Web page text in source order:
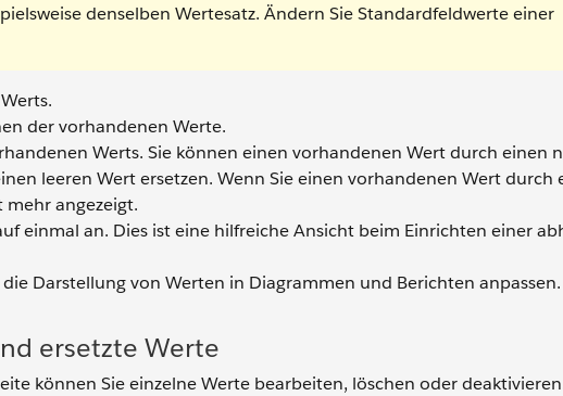
denselben Wertesatz. Ändern Sie Standardfeldwerte einer
der vorhandenen Werte.
Werts. Sie können einen vorhandenen Wert durch einen
leeren Wert ersetzen. Wenn Sie einen vorhandenen Wert durch
mehr angezeigt.
einmal an. Dies ist eine hilfreiche Ansicht beim Einrichten einer
Darstellung von Werten in Diagrammen und Berichten anpassen.
ersetzte Werte
können Sie einzelne Werte bearbeiten, löschen oder